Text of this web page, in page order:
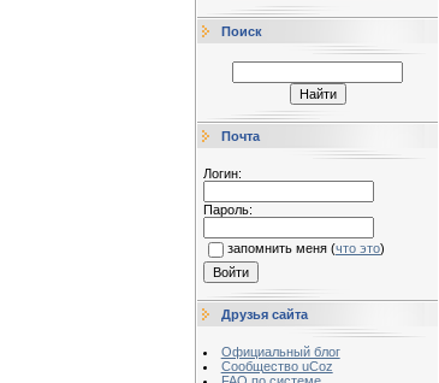
Поиск
Почта
Логин:
Пароль:
запомнить меня (что это)
Друзья сайта
Официальный блог
Сообщество uCoz